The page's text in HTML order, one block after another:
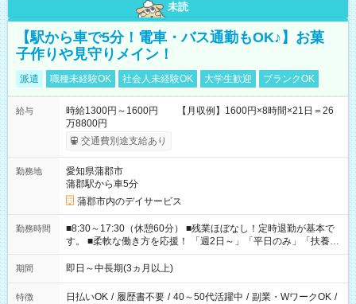
未読
【駅から車で5分！電車・バス通勤もOK♪】お菓
子作りや見守りメイン！
派遣 職種未経験OK 社会人未経験OK 大学生歓迎 ブランクOK
給与
時給1300円～1600円 【月収例】1600円×8時間×21日＝26
万8800円
交通費別途支給あり
勤務地
愛知県蒲郡市
蒲郡駅から車5分
蒲郡市内のデイサービス
勤務時間
■8:30～17:30（休憩60分） ■残業ほぼなし！定時退勤が基本で
す。 ■柔軟な働き方を応援！ 「週2日～」「平日のみ」「扶養内
勤務」など、あなたの生活に合わせた相談が可能。 無理な連勤
もありませんので、自分のペースを大切にしながら、長く安心
保できるため、主婦（夫）の方も無理なく続けていただけま
期間 即日～中長期(3ヵ月以上)
特徴 日払いOK / 履歴書不要 / 40～50代活躍中 / 副業・WワークOK /